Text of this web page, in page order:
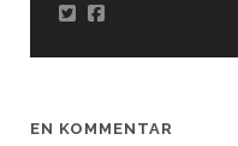
EN KOMMENTAR